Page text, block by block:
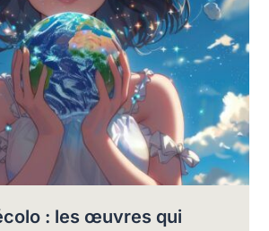
: les œuvres qui